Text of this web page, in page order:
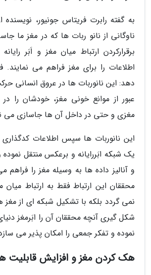
به گفته رابرت فریتاس جونیور،
ناوگانی از نانو ربات ها که در مغز ما
برقرارکردن ارتباط میان مغز و اَبَر
اطلاعات را برای مغز فراهم می
دهد: این نانوربات ها در عروق انسانی
عبور از موانع خونی مغز، خودشان را
مغزی و حتی در داخل آن ها جاسازی می
این نانوربات ها سپس اطلاعات کدگذاری
یک شبکه ابَررایانه و برعکس منتقل
و آنالیز داده ها به وسیله مغز را فراهم
محققان این ارتباط فقط به ارتباط میان
نمی گردد بلکه با تشکیل شبکه ای از مغز
شکل گیری آنچه محققان آن را ابَرمغز
نموده و تفکر جمعی را امکان پذیر می
هک کردن مغز و افزایش قابلیت